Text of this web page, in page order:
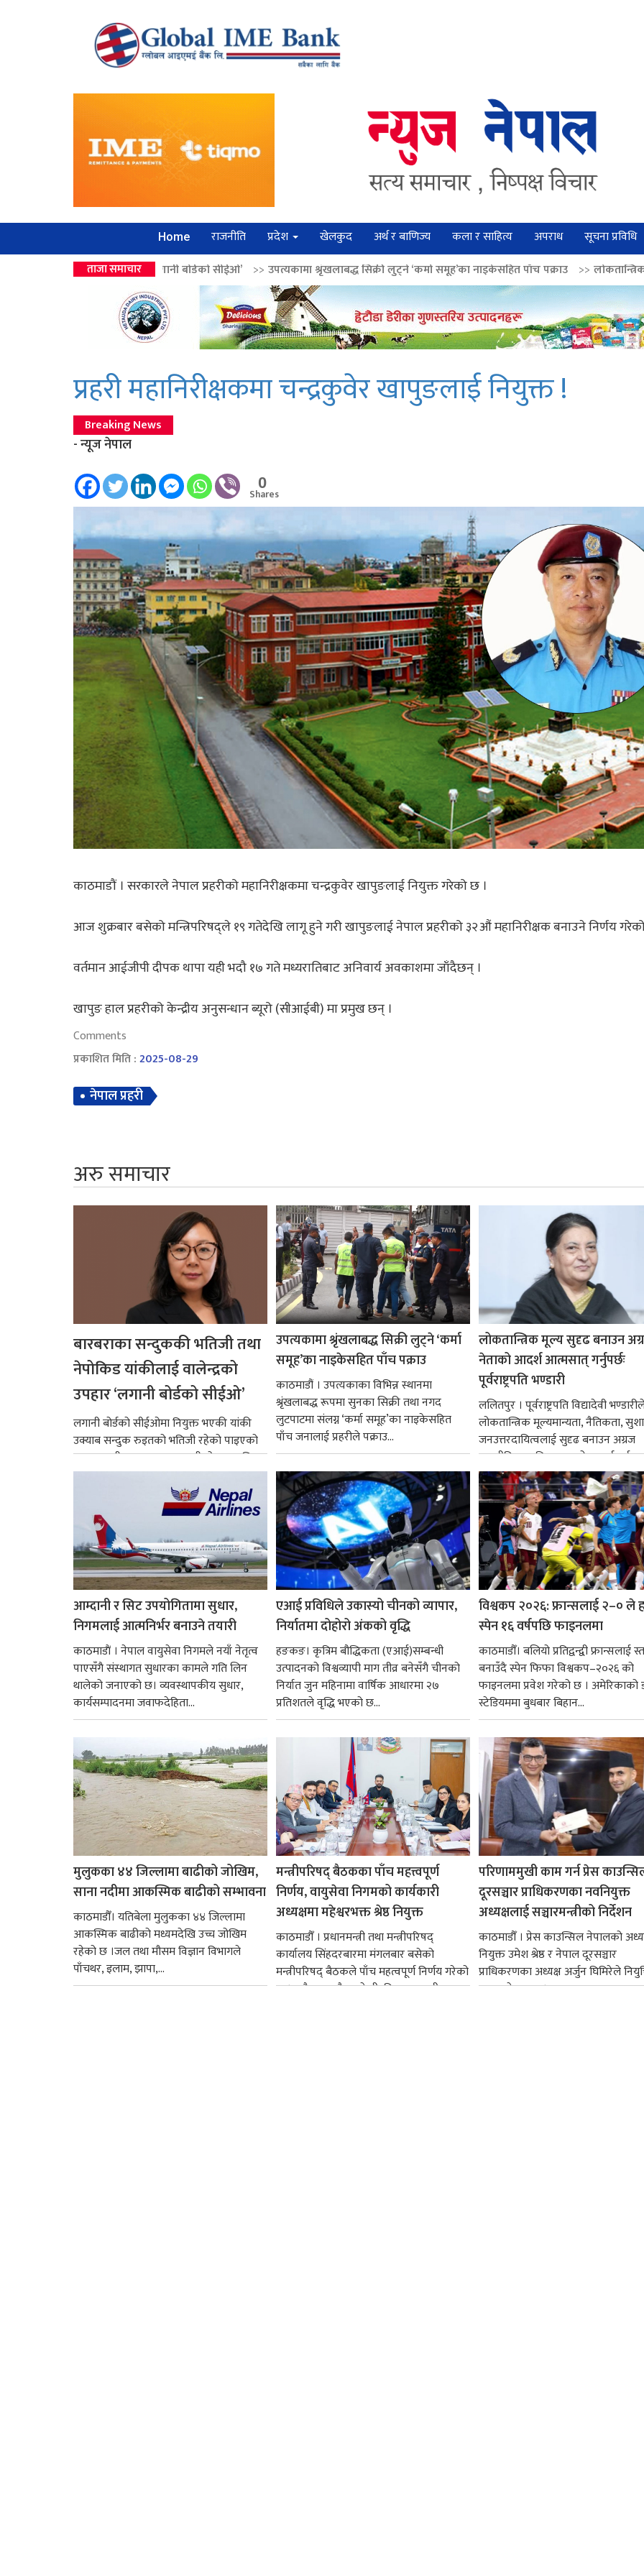
Home राजनीति प्रदेश खेलकुद अर्थ र बाणिज्य कला र साहित्य अपराध सूचना प्रविधि
ताजा समाचार
उपहार ‘लगानी बोर्डको सीईओ’ उपत्यकामा श्रृंखलाबद्ध सिक्री लुट्ने ‘कर्मा समूह’का नाइकेसहित पाँच पक्राउ >>लोकतान्त्रिक मूल्य सुदृढ बनाउन अग्रज
प्रहरी महानिरीक्षकमा चन्द्रकुवेर खापुङलाई नियुक्त !
Breaking News
- न्यूज नेपाल
0
Shares
काठमाडौं । सरकारले नेपाल प्रहरीको महानिरीक्षकमा चन्द्रकुवेर खापुङलाई नियुक्त गरेको छ ।
आज शुक्रबार बसेको मन्त्रिपरिषद्ले १९ गतेदेखि लागू हुने गरी खापुङलाई नेपाल प्रहरीको ३२औं महानिरीक्षक बनाउने निर्णय
वर्तमान आईजीपी दीपक थापा यही भदौ १७ गते मध्यरातिबाट अनिवार्य अवकाशमा जाँदैछन् ।
खापुङ हाल प्रहरीको केन्द्रीय अनुसन्धान ब्यूरो (सीआईबी) मा प्रमुख छन् ।
Comments
प्रकाशित मिति :2025-08-29
नेपाल प्रहरी
अरु समाचार
बारबराका सन्दुककी भतिजी तथा
नेपोकिड यांकीलाई वालेन्द्रको
उपहार ‘लगानी बोर्डको सीईओ’
लगानी बोर्डको सीईओमा नियुक्त भएकी यांकी
उक्याब सन्दुक रुइतको भतिजी रहेको पाइएको
छ। तत्कालीन समयमा महाकालीको अञ्चलाधिश
नै बनेका जोन...
उपत्यकामा श्रृंखलाबद्ध सिक्री लुट्ने ‘कर्मा
समूह’का नाइकेसहित पाँच पक्राउ
काठमाडौं । उपत्यकाका विभिन्न स्थानमा
श्रृंखलाबद्ध रूपमा सुनका सिक्री तथा नगद
लुटपाटमा संलग्न ‘कर्मा समूह’का नाइकेसहित
पाँच जनालाई प्रहरीले पक्राउ...
लोकतान्त्रिक मूल्य सुदृढ बनाउन
नेताको आदर्श आत्मसात् गर्नुपर्छः
पूर्वराष्ट्रपति भण्डारी
ललितपुर । पूर्वराष्ट्रपति विद्यादेवी
लोकतान्त्रिक मूल्यमान्यता, नैतिकता,
जनउत्तरदायित्वलाई सुदृढ बनाउन अग्रज
राजनीतिक व्यक्तित्वहरूको आदर्शलाई
गर्न आवश्यक...
आम्दानी र सिट उपयोगितामा सुधार,
निगमलाई आत्मनिर्भर बनाउने तयारी
काठमाडाैं । नेपाल वायुसेवा निगमले नयाँ नेतृत्व
पाएसँगै संस्थागत सुधारका कामले गति लिन
थालेको जनाएको छ। व्यवस्थापकीय सुधार,
कार्यसम्पादनमा जवाफदेहिता...
एआई प्रविधिले उकास्यो चीनको व्यापार,
निर्यातमा दोहोरो अंकको वृद्धि
हङकङ। कृत्रिम बौद्धिकता (एआई)सम्बन्धी
उत्पादनको विश्वव्यापी माग तीव्र बनेसँगै चीनको
निर्यात जुन महिनामा वार्षिक आधारमा २७
प्रतिशतले वृद्धि भएको छ...
विश्वकप २०२६: फ्रान्सलाई २–० ले
स्पेन १६ वर्षपछि फाइनलमा
काठमाडौँ। बलियो प्रतिद्वन्द्वी फ्रान्सलाई
बनाउँदै स्पेन फिफा विश्वकप–२०२६ को
फाइनलमा प्रवेश गरेको छ । अमेरिकाको
स्टेडियममा बुधबार बिहान...
मुलुकका ४४ जिल्लामा बाढीको जोखिम,
साना नदीमा आकस्मिक बाढीको सम्भावना
काठमाडौँ। यतिबेला मुलुकका ४४ जिल्लामा
आकस्मिक बाढीको मध्यमदेखि उच्च जोखिम
रहेको छ ।जल तथा मौसम विज्ञान विभागले
पाँचथर, इलाम, झापा,...
मन्त्रीपरिषद् बैठकका पाँच महत्त्वपूर्ण
निर्णय, वायुसेवा निगमको कार्यकारी
अध्यक्षमा महेश्वरभक्त श्रेष्ठ नियुक्त
काठमाडौँ । प्रधानमन्त्री तथा मन्त्रीपरिषद्
कार्यालय सिंहदरबारमा मंगलबार बसेको
मन्त्रीपरिषद् बैठकले पाँच महत्वपूर्ण निर्णय गरेको
छ । यसैक्रममा बैडकले बीउबिजनसम्बन्धी...
परिणाममुखी काम गर्न प्रेस
दूरसञ्चार प्राधिकरणका नवनियुक्त
अध्यक्षलाई सञ्चारमन्त्रीको निर्देशन
काठमाडौँ । प्रेस काउन्सिल नेपालको
नियुक्त उमेश श्रेष्ठ र नेपाल दूरसञ्चार
प्राधिकरणका अध्यक्ष अर्जुन घिमिरेले
ग्रहण गरेका छन्।...